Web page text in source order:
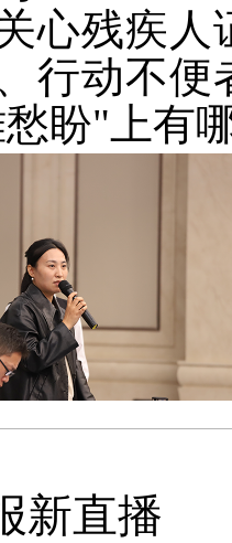
心残疾人
行动不便
盼"上有
新直播